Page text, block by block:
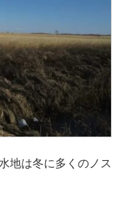
地は冬に多くのノス